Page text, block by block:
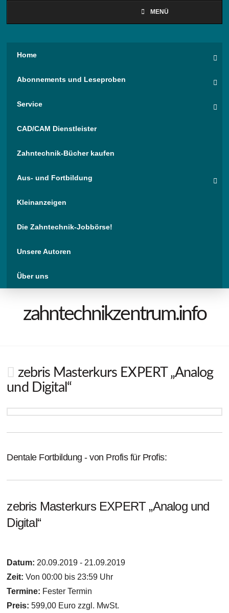
MENÜ
Home
Abonnements und Leseproben
Service
CAD/CAM Dienstleister
Zahntechnik-Bücher kaufen
Aus- und Fortbildung
Kleinanzeigen
Die Zahntechnik-Jobbörse!
Unsere Autoren
Über uns
zahntechnikzentrum.info
zebris Masterkurs EXPERT „Analog
und Digital“
Dentale Fortbildung - von Profis für Profis:
zebris Masterkurs EXPERT „Analog und
Digital“
Datum: 20.09.2019 - 21.09.2019
Zeit: Von 00:00 bis 23:59 Uhr
Termine: Fester Termin
Preis: 599,00 Euro zzgl. MwSt.